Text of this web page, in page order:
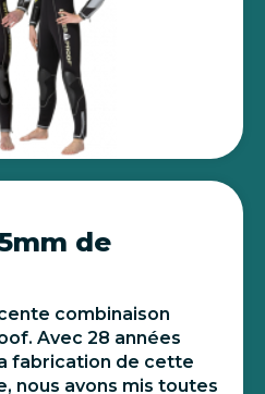
de
combinaison
Avec 28 années
fabrication de cette
nous avons mis toutes